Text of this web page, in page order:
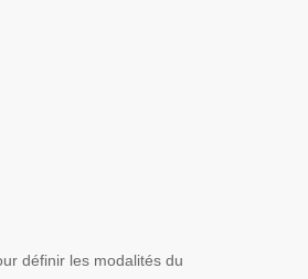
définir les modalités du